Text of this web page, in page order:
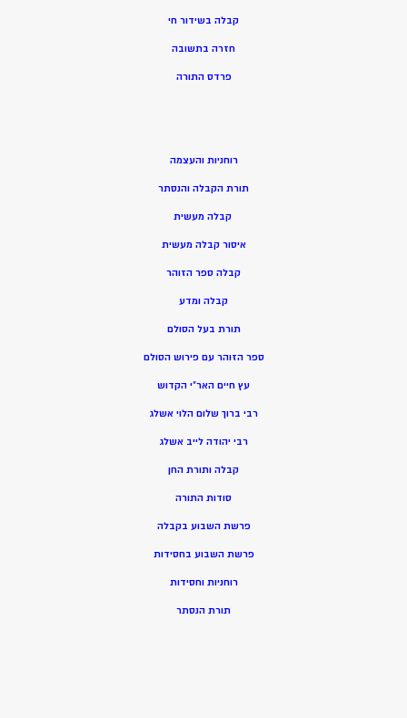
קבלה בשידור חי
חזרה בתשובה
פרדס התורה
רוחניות והעצמה
תורת הקבלה והנסתר
קבלה מעשית
איסור קבלה מעשית
קבלה ספר הזוהר
קבלה ומדע
תורת בעל הסולם
ספר הזוהר עם פירוש הסולם
עץ חיים האר”י הקדוש
רבי ברוך שלום הלוי אשלג
רבי יהודה לייב אשלג
קבלה ותורת החן
סודות התורה
פרשת השבוע בקבלה
פרשת השבוע בחסידות
רוחניות וחסידות
תורת הנסתר